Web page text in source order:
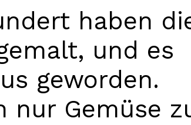
haben
und es
geworden.
nur Gemüse